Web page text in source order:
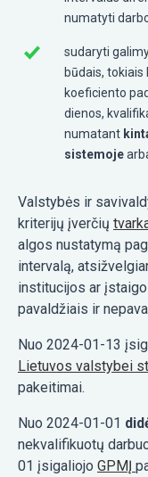
numatyti
sudaryti
būdais, tokiais
koeficiento
dienos,
numatant
sistemoje
Valstybės ir
kriterijų įverčių
algos nustatymą
intervalą,
institucijos ar
pavaldžiais ir
Nuo 2024-01-13
Lietuvos valstybei
pakeitimai.
Nuo 2024-01-01
nekvalifikuotų
01 įsigaliojo GPMĮ